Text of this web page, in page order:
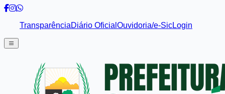
TransparênciaDiário Oficial Ouvidoria/e-SicLogin